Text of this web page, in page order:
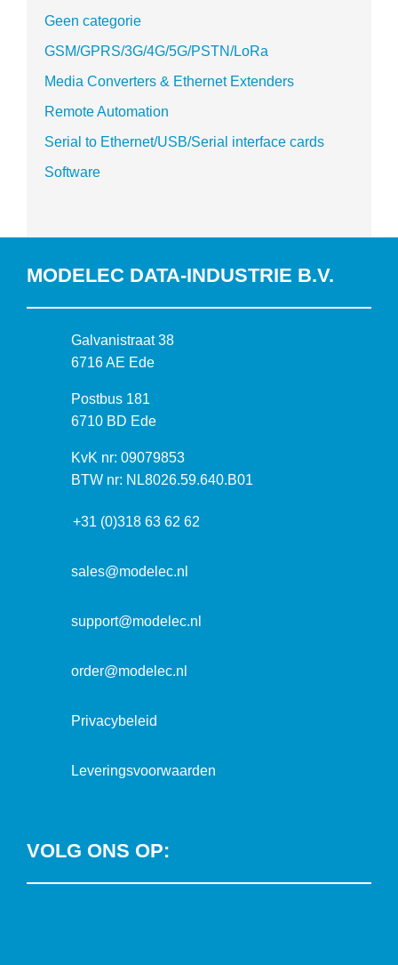
Geen categorie
GSM/GPRS/3G/4G/5G/PSTN/LoRa
Media Converters & Ethernet Extenders
Remote Automation
Serial to Ethernet/USB/Serial interface cards
Software
MODELEC DATA-INDUSTRIE B.V.
B
e
o
e
k
a
Galvanistraat 38
6716 AE Ede
P
o
t
a
s
Postbus 181
6710 BD Ede
I
n
o
m
KvK nr: 09079853
BTW nr: NL8026.59.640.B01
+31 (0)318 63 62 62
sales@modelec.nl
support@modelec.nl
order@modelec.nl
Privacybeleid
Leveringsvoorwaarden
VOLG ONS OP: